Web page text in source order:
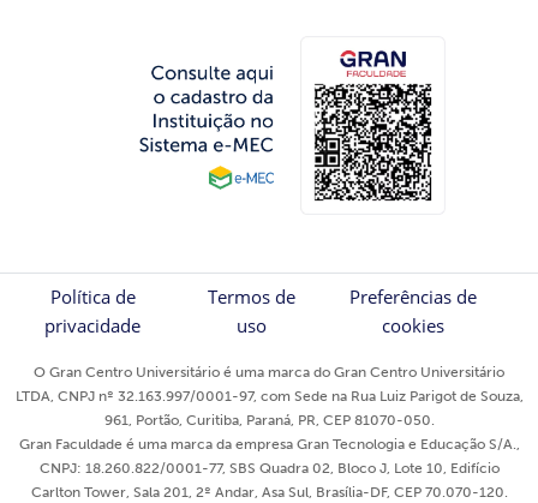
Política de
privacidade
Termos de
uso
Preferências de
cookies
O Gran Centro Universitário é uma marca do Gran Centro Universitário
LTDA, CNPJ nº 32.163.997/0001-97, com Sede na Rua Luiz Parigot de Souza,
961, Portão, Curitiba, Paraná, PR, CEP 81070-050.
Gran Faculdade é uma marca da empresa Gran Tecnologia e Educação S/A.,
CNPJ: 18.260.822/0001-77, SBS Quadra 02, Bloco J, Lote 10, Edifício
Carlton Tower, Sala 201, 2º Andar, Asa Sul, Brasília-DF, CEP 70.070-120.